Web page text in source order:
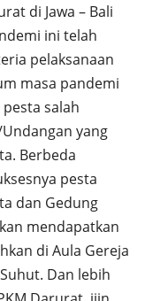
di Jawa – Bali
ini telah
pelaksanaan
masa pandemi
salah
yang
Berbeda
pesta
dan Gedung
mendapatkan
di Aula Gereja
Dan lebih